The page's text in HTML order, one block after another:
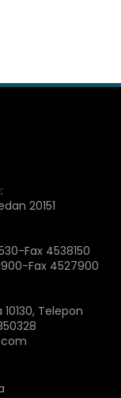
20151
Fax 4538150
Fax 4527900
Telepon